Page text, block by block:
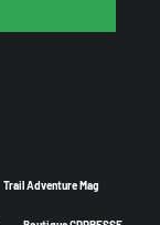
Trail Adventure Mag